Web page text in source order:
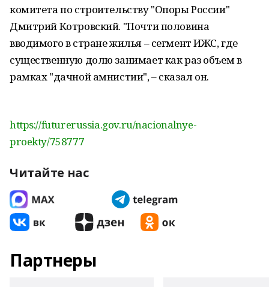
комитета по строительству "Опоры России"
Дмитрий Котровский. "Почти половина
вводимого в стране жилья – сегмент ИЖС, где
существенную долю занимает как раз объем в
рамках "дачной амнистии", – сказал он.
https://futurerussia.gov.ru/nacionalnye-
proekty/758777
Читайте нас
Партнеры